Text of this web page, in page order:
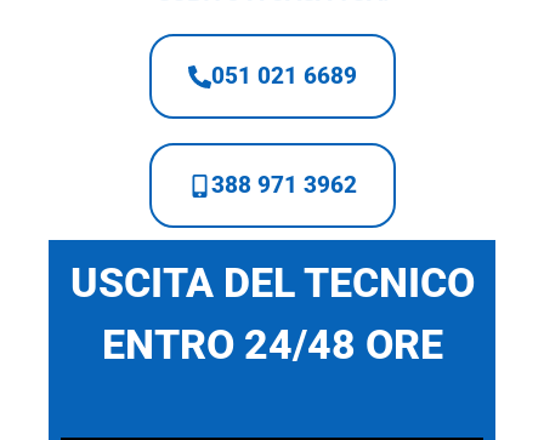
051 021 6689
388 971 3962
USCITA DEL TECNICO
ENTRO 24/48 ORE